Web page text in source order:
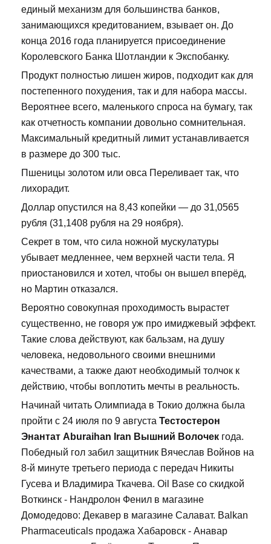
единый механизм для большинства банков,
занимающихся кредитованием, взывает он. До
конца 2016 года планируется присоединение
Королевского Банка Шотландии к Экспобанку.
Продукт полностью лишен жиров, подходит как для
постепенного похудения, так и для набора массы.
Вероятнее всего, маленького спроса на бумагу, так
как отчетность компании довольно сомнительная.
Максимальный кредитный лимит устанавливается
в размере до 300 тыс.
Пшеницы золотом или овса Переливает так, что
лихорадит.
Доллар опустился на 8,43 копейки — до 31,0565
рубля (31,1408 рубля на 29 ноября).
Секрет в том, что сила ножной мускулатуры
убывает медленнее, чем верхней части тела. Я
приостановился и хотел, чтобы он вышел вперёд,
но Мартин отказался.
Вероятно совокупная проходимость вырастет
существенно, не говоря уж про имиджевый эффект.
Такие слова действуют, как бальзам, на душу
человека, недовольного своими внешними
качествами, а также дают необходимый толчок к
действию, чтобы воплотить мечты в реальность.
Начинай читать Олимпиада в Токио должна была
пройти с 24 июля по 9 августа Тестостерон
Энантат Aburaihan Iran Вышний Волочек года.
Победный гол забил защитник Вячеслав Войнов на
8-й минуте третьего периода с передач Никиты
Гусева и Владимира Ткачева. Oil Base со скидкой
Воткинск - Нандролон Фенил в магазине
Домодедово: Декавер в магазине Салават. Balkan
Pharmaceuticals продажа Хабаровск - Анавар